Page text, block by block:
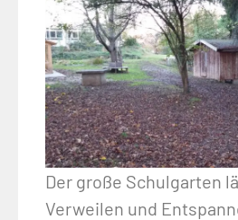
Der große Schulgarten
Verweilen und